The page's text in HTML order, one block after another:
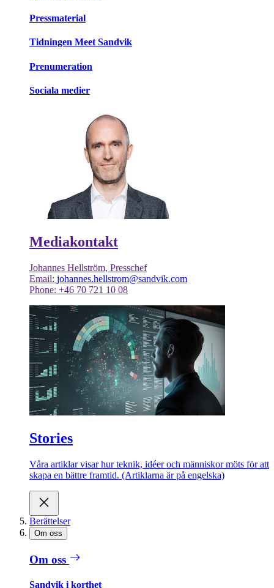
Pressmaterial
Tidningen Meet Sandvik
Prenumeration
Sociala medier
Mediakontakt
Johannes Hellström, Presschef
Email: johannes.hellstrom@sandvik.com
Phone: +46 70 721 10 08
Stories
Våra artiklar visar hur teknik, idéer och människor möts för att
skapa en bättre framtid. (Artiklarna är på engelska)
Berättelser
Om oss
Om oss
Sandvik i korthet